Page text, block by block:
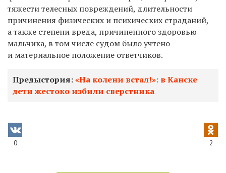
тяжести телесных повреждений, длительности
причинения физических и психических страданий,
а также степени вреда, причиненного здоровью
мальчика, в том числе судом было учтено
и материальное положение ответчиков.
Предыстория:«На колени встал!»: в Канске
дети жестоко избили сверстника
0 2